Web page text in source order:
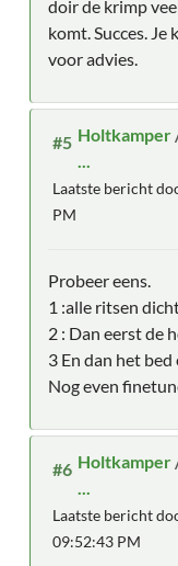
doir de krimp
komt. Succes.
voor advies.
#5 Holtkamper
Laatste bericht
PM
Probeer eens.
1 :alle ritsen
2 : Dan eerst de
3 En dan het
Nog even
#6 Holtkamper
Laatste bericht
09:52:43 PM